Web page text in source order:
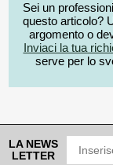
Sei un
questo articolo?
argomento o
Inviaci la tua
serve per lo
LA NEWS
LETTER